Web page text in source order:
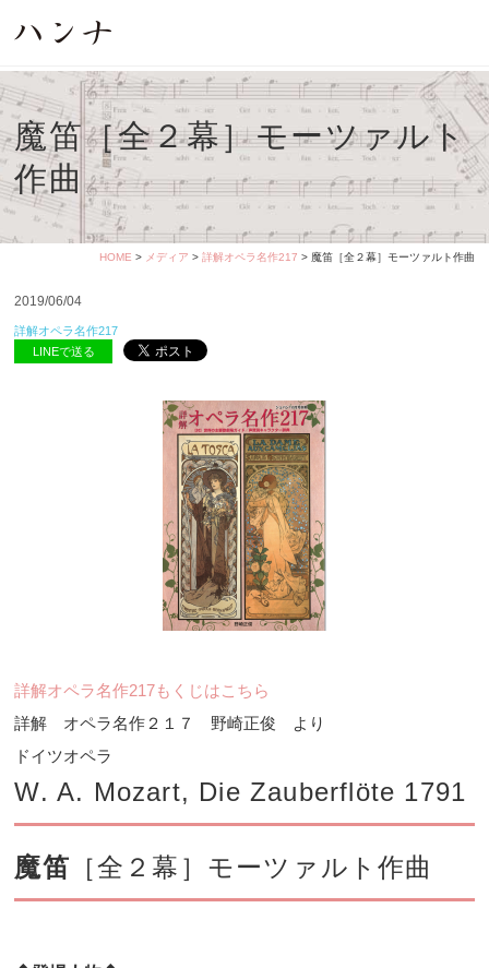
魔笛［全２幕］モーツァルト
作曲
HOME > メディア > 詳解オペラ名作217 > 魔笛［全２幕］モーツァルト作曲
2019/06/04
詳解オペラ名作217
LINEで送る
詳解オペラ名作217もくじはこちら
詳解 オペラ名作２１７ 野崎正俊 より
ドイツオペラ
W. A. Mozart, Die Zauberflöte 1791
魔笛 ［全２幕］モーツァルト作曲